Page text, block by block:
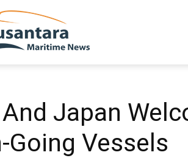
Japan
Going Vessels